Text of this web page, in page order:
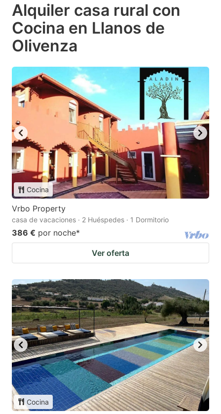
Alquiler casa rural con
Cocina en Llanos de
Olivenza
Cocina
Vrbo Property
casa de vacaciones · 2 Huéspedes · 1 Dormitorio
386 € por noche*
Ver oferta
Cocina